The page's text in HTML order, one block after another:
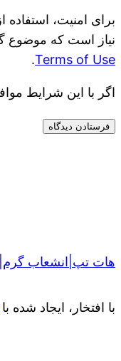
نیاز است که
Terms of Use
.
اگر با این شرایط
هات تپ|انشعاب
با افتخار، ایجاد شده با